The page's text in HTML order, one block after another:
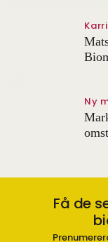
Ny
Få de